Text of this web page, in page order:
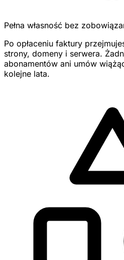
Pełna własność bez
Po opłaceniu faktury
strony, domeny i serwera.
abonamentów ani umów
kolejne lata.